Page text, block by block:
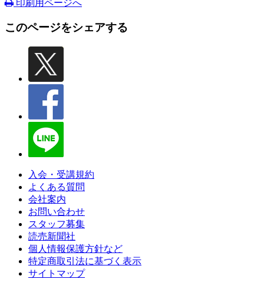
印刷用ページへ
このページをシェアする
入会・受講規約
よくある質問
会社案内
お問い合わせ
スタッフ募集
読売新聞社
個人情報保護方針など
特定商取引法に基づく表示
サイトマップ